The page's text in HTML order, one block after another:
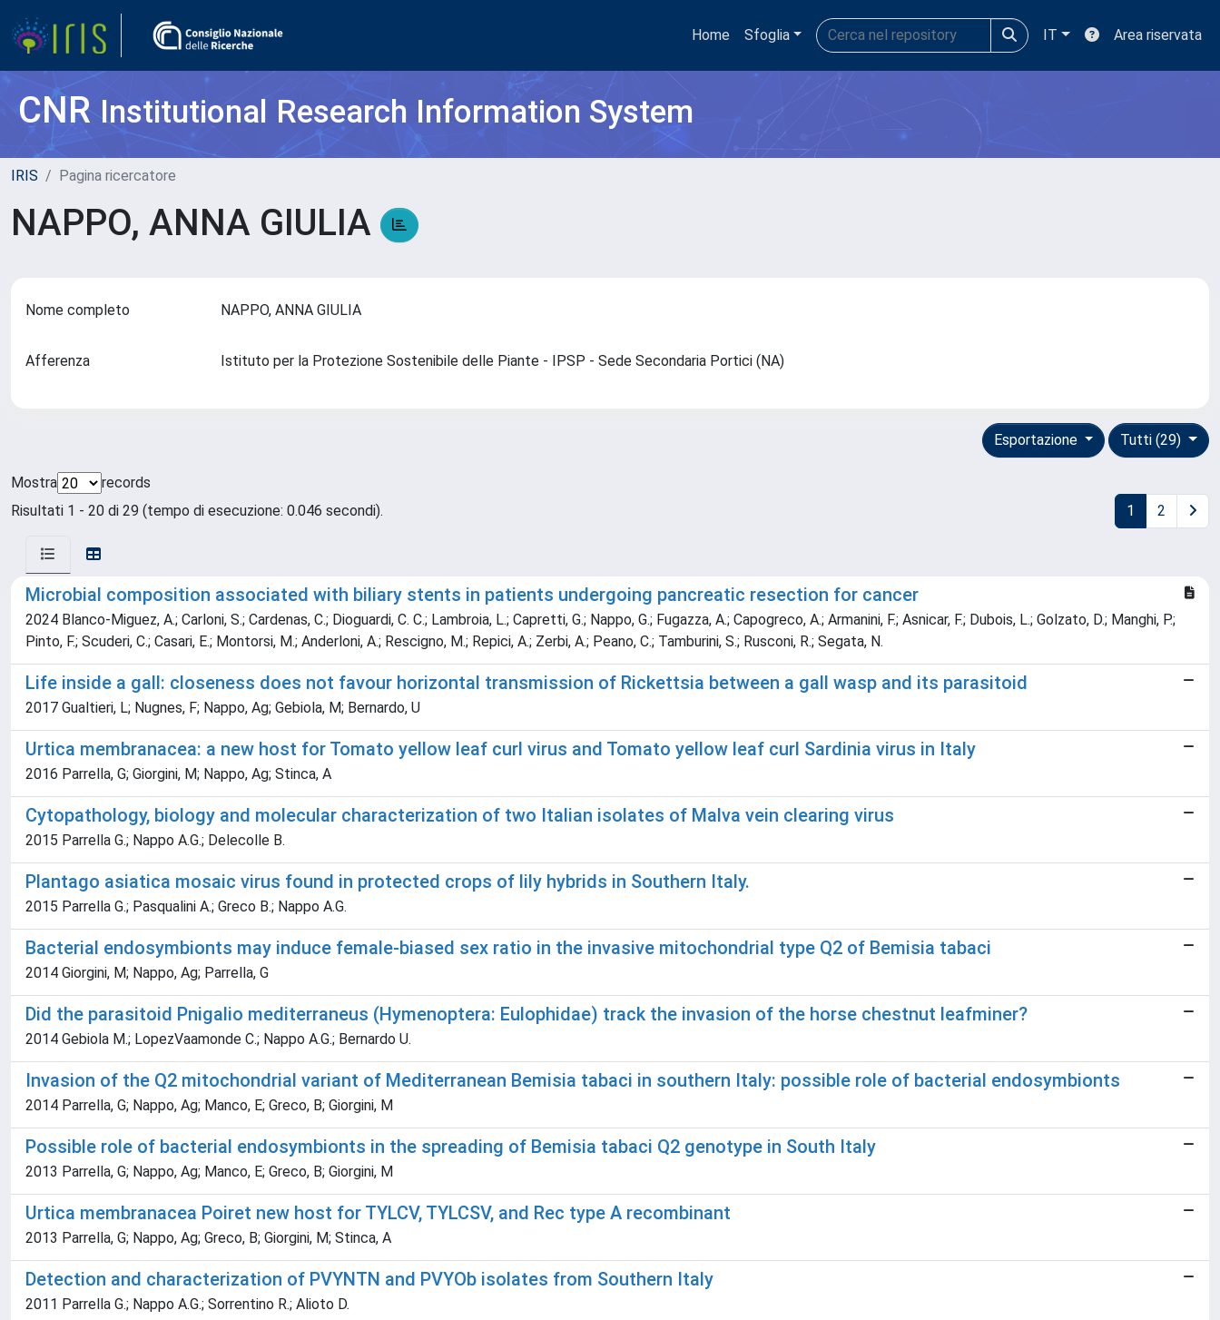
Home Sfoglia IT Area riservata
CNRInstitutional Research Information System
IRIS Pagina ricercatore
NAPPO, ANNA GIULIA
Nome completo NAPPO, ANNA GIULIA
Afferenza Istituto per la Protezione Sostenibile delle Piante - IPSP - Sede Secondaria Portici (NA)
Tutti (29)
Esportazione
Mostra
records
Risultati 1 - 20 di 29 (tempo di esecuzione: 0.046 secondi).
1 2
Microbial composition associated with biliary stents in patients undergoing pancreatic resection for cancer
2024 Blanco-Miguez, A.; Carloni, S.; Cardenas, C.; Dioguardi, C. C.; Lambroia, L.; Capretti, G.; Nappo, G.; Fugazza, A.; Capogreco, A.; Armanini, F.; Asnicar, F.; Dubois, L.; Golzato, D.; Manghi, P.;
Pinto, F.; Scuderi, C.; Casari, E.; Montorsi, M.; Anderloni, A.; Rescigno, M.; Repici, A.; Zerbi, A.; Peano, C.; Tamburini, S.; Rusconi, R.; Segata, N.
Life inside a gall: closeness does not favour horizontal transmission of Rickettsia between a gall wasp and its parasitoid
2017 Gualtieri, L; Nugnes, F; Nappo, Ag; Gebiola, M; Bernardo, U
Urtica membranacea: a new host for Tomato yellow leaf curl virus and Tomato yellow leaf curl Sardinia virus in Italy
2016 Parrella, G; Giorgini, M; Nappo, Ag; Stinca, A
Cytopathology, biology and molecular characterization of two Italian isolates of Malva vein clearing virus
2015 Parrella G.; Nappo A.G.; Delecolle B.
Plantago asiatica mosaic virus found in protected crops of lily hybrids in Southern Italy.
2015 Parrella G.; Pasqualini A.; Greco B.; Nappo A.G.
Bacterial endosymbionts may induce female-biased sex ratio in the invasive mitochondrial type Q2 of Bemisia tabaci
2014 Giorgini, M; Nappo, Ag; Parrella, G
Did the parasitoid Pnigalio mediterraneus (Hymenoptera: Eulophidae) track the invasion of the horse chestnut leafminer?
2014 Gebiola M.; LopezVaamonde C.; Nappo A.G.; Bernardo U.
Invasion of the Q2 mitochondrial variant of Mediterranean Bemisia tabaci in southern Italy: possible role of bacterial endosymbionts
2014 Parrella, G; Nappo, Ag; Manco, E; Greco, B; Giorgini, M
Possible role of bacterial endosymbionts in the spreading of Bemisia tabaci Q2 genotype in South Italy
2013 Parrella, G; Nappo, Ag; Manco, E; Greco, B; Giorgini, M
Urtica membranacea Poiret new host for TYLCV, TYLCSV, and Rec type A recombinant
2013 Parrella, G; Nappo, Ag; Greco, B; Giorgini, M; Stinca, A
Detection and characterization of PVYNTN and PVYOb isolates from Southern Italy
2011 Parrella G.; Nappo A.G.; Sorrentino R.; Alioto D.